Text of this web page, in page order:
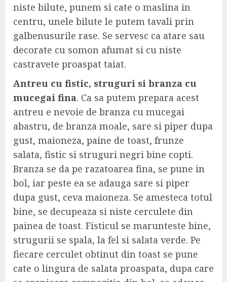
niste bilute, punem si cate o maslina in
centru, unele bilute le putem tavali prin
galbenusurile rase. Se servesc ca atare sau
decorate cu somon afumat si cu niste
castravete proaspat taiat.
Antreu cu fistic, struguri si branza cu
mucegai fina. Ca sa putem prepara acest
antreu e nevoie de branza cu mucegai
abastru, de branza moale, sare si piper dupa
gust, maioneza, paine de toast, frunze
salata, fistic si struguri negri bine copti.
Branza se da pe razatoarea fina, se pune in
bol, iar peste ea se adauga sare si piper
dupa gust, ceva maioneza. Se amesteca totul
bine, se decupeaza si niste cerculete din
painea de toast. Fisticul se marunteste bine,
strugurii se spala, la fel si salata verde. Pe
fiecare cerculet obtinut din toast se pune
cate o lingura de salata proaspata, dupa care